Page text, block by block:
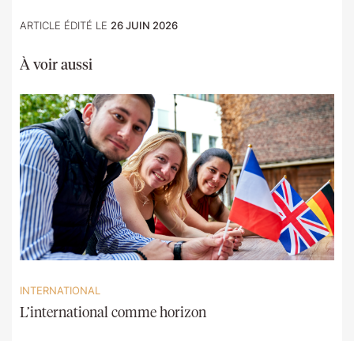
ARTICLE ÉDITÉ LE 26 JUIN 2026
À voir aussi
INTERNATIONAL
L’international comme horizon